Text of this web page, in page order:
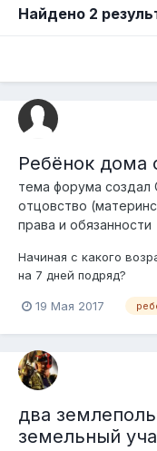
Найдено 2
Ребёнок дома
тема форума создал
отцовство
права и обязанности
Начиная с какого
на 7 дней подряд?
19 Мая 2017
два
земельный